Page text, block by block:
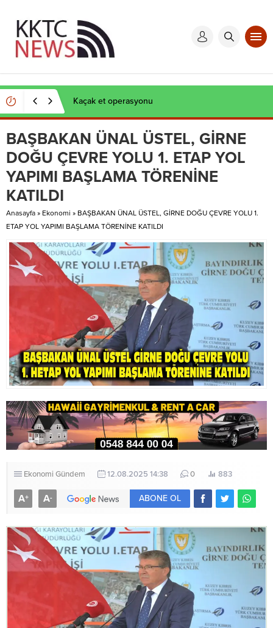
Kaçak et operasyonu
BAŞBAKAN ÜNAL ÜSTEL, GİRNE
DOĞU ÇEVRE YOLU 1. ETAP YOL
YAPIMI BAŞLAMA TÖRENİNE
KATILDI
Anasayfa » Ekonomi » BAŞBAKAN ÜNAL ÜSTEL, GİRNE DOĞU ÇEVRE YOLU 1.
ETAP YOL YAPIMI BAŞLAMA TÖRENİNE KATILDI
Ekonomi Gündem 12.08.2025 14:38 0 883
A+ A- ABONE OL